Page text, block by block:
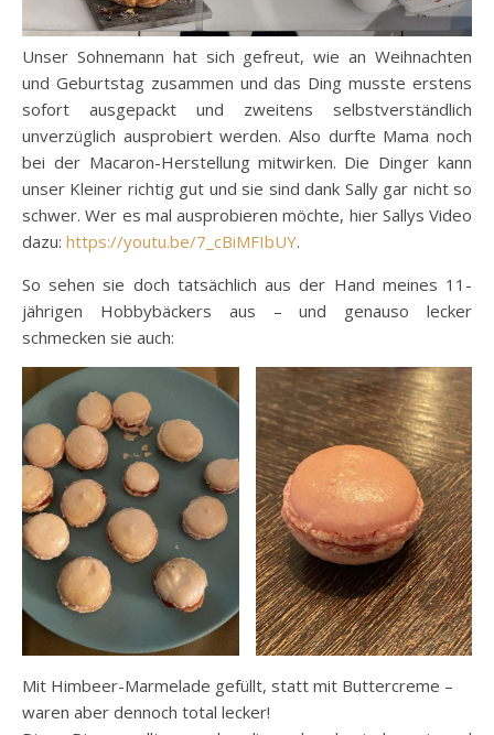
Unser Sohnemann hat sich gefreut, wie an Weihnachten
und Geburtstag zusammen und das Ding musste erstens
sofort ausgepackt und zweitens selbstverständlich
unverzüglich ausprobiert werden. Also durfte Mama noch
bei der Macaron-Herstellung mitwirken. Die Dinger kann
unser Kleiner richtig gut und sie sind dank Sally gar nicht so
schwer. Wer es mal ausprobieren möchte, hier Sallys Video
dazu: https://youtu.be/7_cBiMFIbUY.
So sehen sie doch tatsächlich aus der Hand meines 11-
jährigen Hobbybäckers aus – und genauso lecker
schmecken sie auch:
Mit Himbeer-Marmelade gefüllt, statt mit Buttercreme –
waren aber dennoch total lecker!